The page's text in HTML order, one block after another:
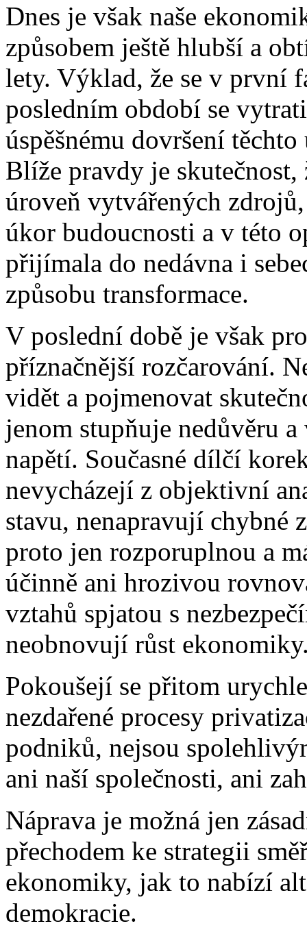
Dnes je však naše
způsobem ještě hlubší a
lety. Výklad, že se v první
posledním období se
úspěšnému dovršení
Blíže pravdy je skutečnost,
úroveň vytvářených
úkor budoucnosti a v této
přijímala do nedávna i
způsobu transformace.
V poslední době je však
příznačnější rozčarování.
vidět a pojmenovat
jenom stupňuje nedůvěru
napětí. Současné dílčí
nevycházejí z objektivní
stavu, nenapravují chybné
proto jen rozporuplnou a
účinně ani hrozivou
vztahů spjatou s
neobnovují růst
Pokoušejí se přitom
nezdařené procesy
podniků, nejsou
ani naší společnosti, ani
Náprava je možná jen
přechodem ke strategii
ekonomiky, jak to nabízí
demokracie.